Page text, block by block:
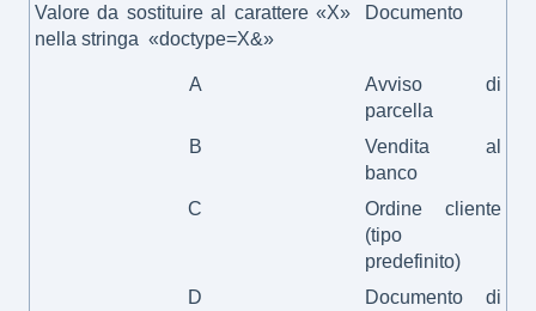
Valore da sostituire al carattere «X»
nella stringa «doctype=X&»
Documento
A
Avviso di
parcella
B
Vendita al
banco
C
Ordine cliente
(tipo
predefinito)
D
Documento di